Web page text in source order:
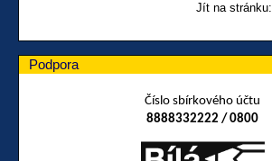
Jít na stránku:
Podpora
Číslo sbírkového účtu
8888332222 / 0800